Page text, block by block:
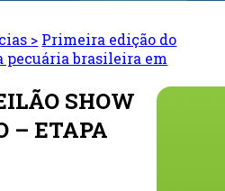
> Primeira edição do
pecuária brasileira em
SHOW
– ETAPA